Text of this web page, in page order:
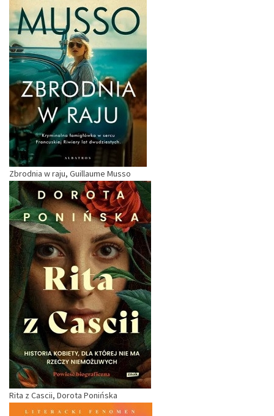
Zbrodnia w raju, Guillaume Musso
Rita z Cascii, Dorota Ponińska